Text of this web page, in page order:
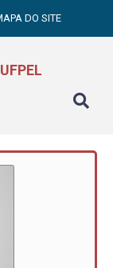
DO SITE
UFPEL